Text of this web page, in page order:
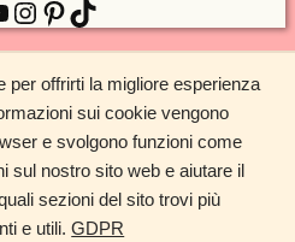
per offrirti la migliore esperienza
sui cookie vengono
e svolgono funzioni come
sul nostro sito web e aiutare il
sezioni del sito trovi più
e utili. GDPR
Instagram Pinterest TikTok